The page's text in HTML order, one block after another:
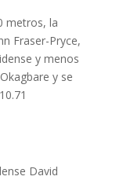
metros, la
Fraser-Pryce,
y menos
y se
David